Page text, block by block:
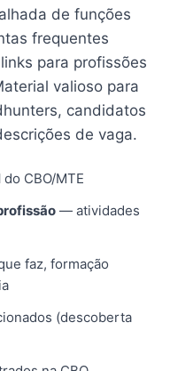
de funções
frequentes
para profissões
valioso para
candidatos
de vaga.
do CBO/MTE
— atividades
faz, formação
(descoberta